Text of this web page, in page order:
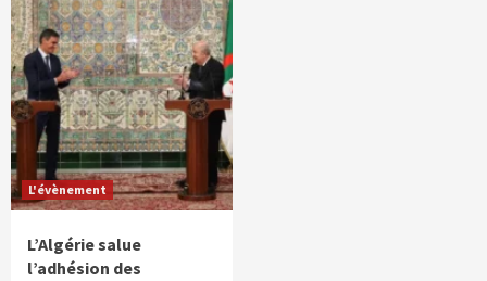
L'évènement
L’Algérie salue
l’adhésion des